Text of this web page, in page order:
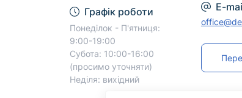
Графік роботи
Понеділок - П'ятниця:
9:00-19:00
Субота: 10:00-16:00
(просимо уточняти)
Неділя: вихідний
E-